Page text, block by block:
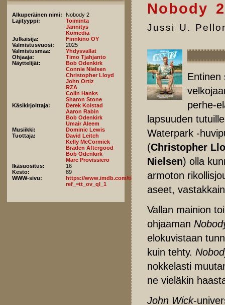
Alkuperäinen nimi:
Nobody 2
Lajityyppi:
Toiminta
Jännitys
Komedia
Julkaisija:
Finnkino OY
Valmistusvuosi:
2025
Valmistusmaa:
Yhdysvallat
Ohjaaja:
Timo Tjahjanto
Näyttelijät:
Bob Odenkirk
Connie Nielsen
Christopher Lloyd
John Ortiz
RZA
Colin Hanks
Sharon Stone
Käsikirjoittaja:
Derek Kolstad
Aaron Rabin
Bob Odenkirk
Umair Aleem
Musiikki:
Dominic Lewis
Tuottaja:
David Leitch
Kelly McCormick
Braden Aftergood
Bob Odenkirk
Marc Provissiero
Ikäsuositus:
16
Kesto:
89
WWW-sivu:
https://www.imdb.com/title/tt28996126/fullcredits/?
ref_=tt_ov_ql_1
Nobody 2
Jussi U.
Entinen
perhe-
lapsuuden
Waterpark -
(Christopher
Nielsen) olla
armoton
aseet,
Vallan mainion
ohjaaman
elokuvistaan
kuin tehty.
nokkelasti
ne vieläkin
John Wick-